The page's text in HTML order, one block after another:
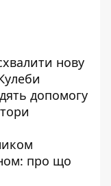
нову
допомогу
про що